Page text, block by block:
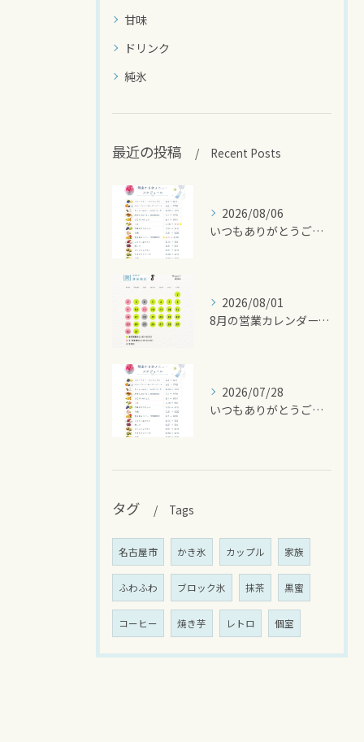
甘味
ドリンク
純氷
最近の投稿 Recent Posts
2026/08/06
いつもありがとうございます🍧
2026/08/01
8月の営業カレンダーです🌻
2026/07/28
いつもありがとうございます
タグ Tags
名古屋市 かき氷 カップル 家族
ふわふわ ブロック氷 抹茶 黒蜜
コーヒー 焼き芋 レトロ 個室